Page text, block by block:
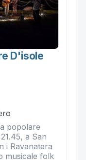
D'isole
popolare
a San
i Ravanatera
musicale folk